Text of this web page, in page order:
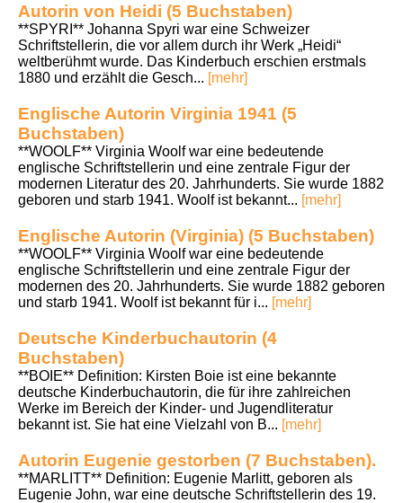
Autorin von Heidi (5 Buchstaben)
**SPYRI** Johanna Spyri war eine Schweizer
Schriftstellerin, die vor allem durch ihr Werk „Heidi“
weltberühmt wurde. Das Kinderbuch erschien erstmals
1880 und erzählt die Gesch... [mehr]
Englische Autorin Virginia 1941 (5
Buchstaben)
**WOOLF** Virginia Woolf war eine bedeutende
englische Schriftstellerin und eine zentrale Figur der
modernen Literatur des 20. Jahrhunderts. Sie wurde 1882
geboren und starb 1941. Woolf ist bekannt... [mehr]
Englische Autorin (Virginia) (5 Buchstaben)
**WOOLF** Virginia Woolf war eine bedeutende
englische Schriftstellerin und eine zentrale Figur der
modernen des 20. Jahrhunderts. Sie wurde 1882 geboren
und starb 1941. Woolf ist bekannt für i... [mehr]
Deutsche Kinderbuchautorin (4
Buchstaben)
**BOIE** Definition: Kirsten Boie ist eine bekannte
deutsche Kinderbuchautorin, die für ihre zahlreichen
Werke im Bereich der Kinder- und Jugendliteratur
bekannt ist. Sie hat eine Vielzahl von B... [mehr]
Autorin Eugenie gestorben (7 Buchstaben).
**MARLITT** Definition: Eugenie Marlitt, geboren als
Eugenie John, war eine deutsche Schriftstellerin des 19.